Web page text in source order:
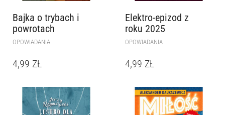
Bajka o trybach i
powrotach
OPOWIADANIA
4,99 ZŁ
Elektro-epizod z
roku 2025
OPOWIADANIA
4,99 ZŁ